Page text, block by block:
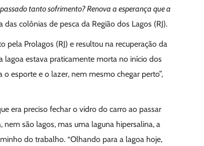
tanto sofrimento? Renova a esperança que a
colônias de pesca da Região dos Lagos (RJ).
Prolagos (RJ) e resultou na recuperação da
lagoa estava praticamente morta no início dos
esporte e o lazer, nem mesmo chegar perto”,
era preciso fechar o vidro do carro ao passar
são lagos, mas uma laguna hipersalina, a
do trabalho. “Olhando para a lagoa hoje,